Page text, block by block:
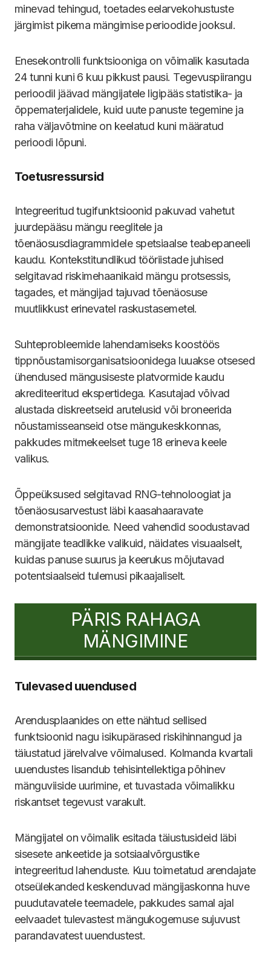
minevad tehingud, toetades eelarvekohustuste
järgimist pikema mängimise perioodide jooksul.
Enesekontrolli funktsiooniga on võimalik kasutada
24 tunni kuni 6 kuu pikkust pausi. Tegevuspiirangu
perioodil jäävad mängijatele ligipääs statistika- ja
õppematerjalidele, kuid uute panuste tegemine ja
raha väljavõtmine on keelatud kuni määratud
perioodi lõpuni.
Toetusressursid
Integreeritud tugifunktsioonid pakuvad vahetut
juurdepääsu mängu reeglitele ja
tõenäosusdiagrammidele spetsiaalse teabepaneeli
kaudu. Kontekstitundlikud tööriistade juhised
selgitavad riskimehaanikaid mängu protsessis,
tagades, et mängijad tajuvad tõenäosuse
muutlikkust erinevatel raskustasemetel.
Suhteprobleemide lahendamiseks koostöös
tippnõustamisorganisatsioonidega luuakse otsesed
ühendused mängusiseste platvormide kaudu
akrediteeritud ekspertidega. Kasutajad võivad
alustada diskreetseid arutelusid või broneerida
nõustamisseanseid otse mängukeskkonnas,
pakkudes mitmekeelset tuge 18 erineva keele
valikus.
Õppeüksused selgitavad RNG-tehnoloogiat ja
tõenäosusarvestust läbi kaasahaaravate
demonstratsioonide. Need vahendid soodustavad
mängijate teadlikke valikuid, näidates visuaalselt,
kuidas panuse suurus ja keerukus mõjutavad
potentsiaalseid tulemusi pikaajaliselt.
PÄRIS RAHAGA
MÄNGIMINE
Tulevased uuendused
Arendusplaanides on ette nähtud sellised
funktsioonid nagu isikupärased riskihinnangud ja
täiustatud järelvalve võimalused. Kolmanda kvartali
uuendustes lisandub tehisintellektiga põhinev
mänguviiside uurimine, et tuvastada võimalikku
riskantset tegevust varakult.
Mängijatel on võimalik esitada täiustusideid läbi
sisesete ankeetide ja sotsiaalvõrgustike
integreeritud lahenduste. Kuu toimetatud arendajate
otseülekanded keskenduvad mängijaskonna huve
puudutavatele teemadele, pakkudes samal ajal
eelvaadet tulevastest mängukogemuse sujuvust
parandavatest uuendustest.